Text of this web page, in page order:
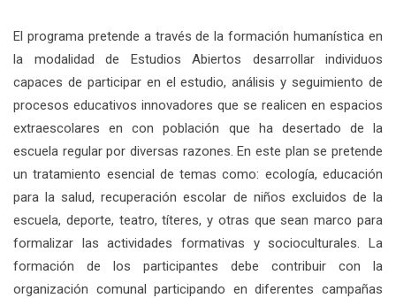
El programa pretende a través de la formación humanística en
la modalidad de Estudios Abiertos desarrollar individuos
capaces de participar en el estudio, análisis y seguimiento de
procesos educativos innovadores que se realicen en espacios
extraescolares en con población que ha desertado de la
escuela regular por diversas razones. En este plan se pretende
un tratamiento esencial de temas como: ecología, educación
para la salud, recuperación escolar de niños excluidos de la
escuela, deporte, teatro, títeres, y otras que sean marco para
formalizar las actividades formativas y socioculturales. La
formación de los participantes debe contribuir con la
organización comunal participando en diferentes campañas